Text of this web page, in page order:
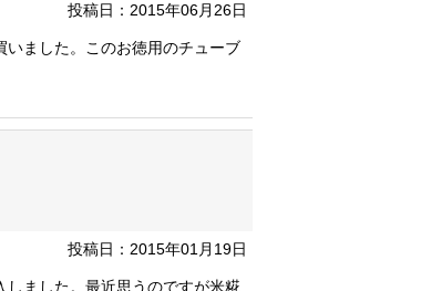
投稿日：2015年06月26日
ました。このお徳用のチューブ
投稿日：2015年01月19日
ました。最近思うのですが米糀